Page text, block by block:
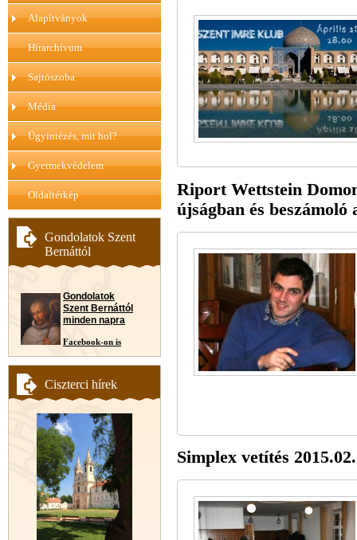
Alapítványok
Hírarchívum
Sajtószoba
Média
Ügyintézés, mit hol?
Gyermekvédelem
Oldaltérkép
Gondolatok Szent
Bernáttól
Gondolatok
Szent Bernáttól
minden napra
Facebook-on is
Ciszterci hírek
Riport Wettstein
újságban és
Simplex vetítés